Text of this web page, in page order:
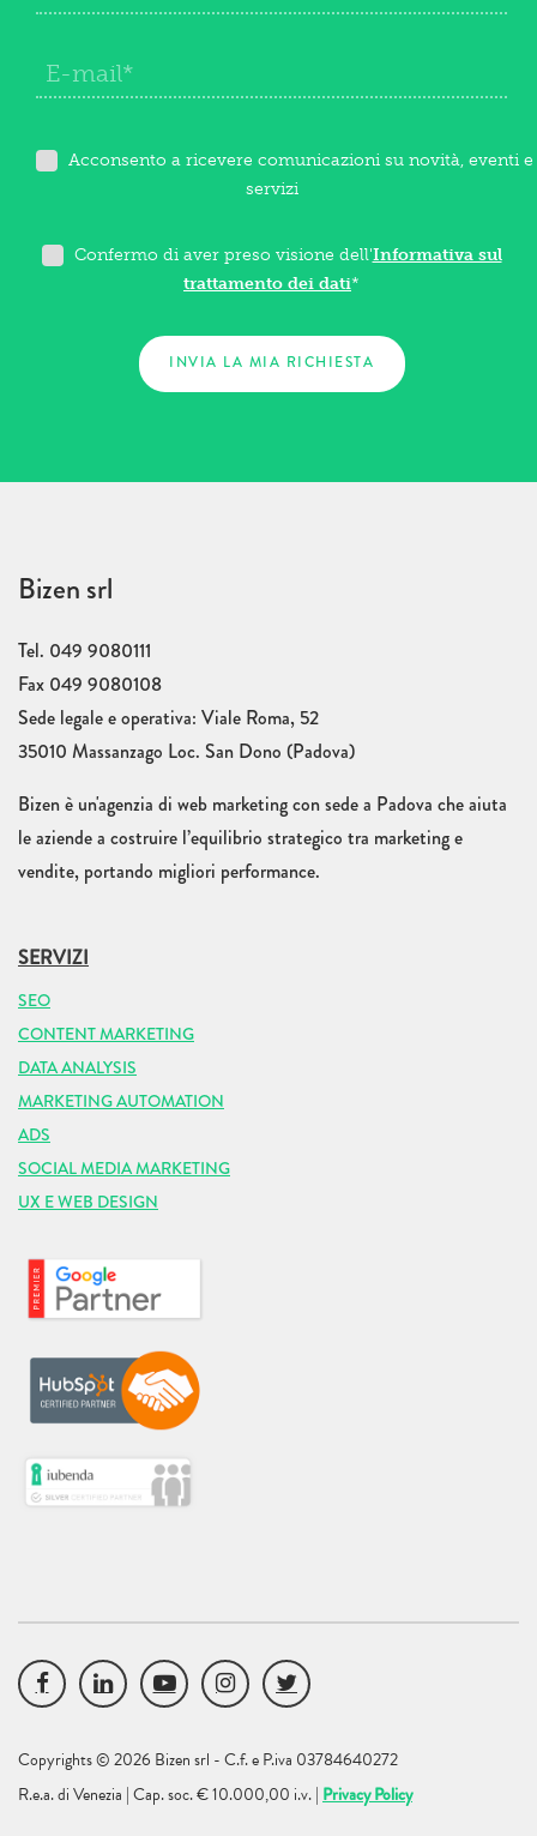
Acconsento a ricevere comunicazioni su novità, eventi e
servizi
Confermo di aver preso visione dell'Informativa sul
trattamento dei dati*
Bizen srl
Tel. 049 9080111
Fax 049 9080108
Sede legale e operativa: Viale Roma, 52
35010 Massanzago Loc. San Dono (Padova)
Bizen è un'agenzia di web marketing con sede a Padova che aiuta
le aziende a costruire l’equilibrio strategico tra marketing e
vendite, portando migliori performance.
SERVIZI
SEO
CONTENT MARKETING
DATA ANALYSIS
MARKETING AUTOMATION
ADS
SOCIAL MEDIA MARKETING
UX E WEB DESIGN
Copyrights © 2026 Bizen srl - C.f. e P.iva 03784640272
R.e.a. di Venezia | Cap. soc. € 10.000,00 i.v. | Privacy Policy